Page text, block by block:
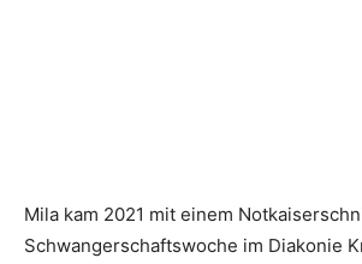
Mila kam 2021 mit einem
Schwangerschaftswoche im Diakonie